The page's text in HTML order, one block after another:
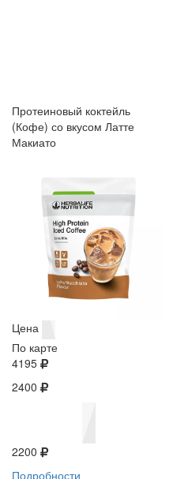
Протеиновый коктейль
(Кофе) со вкусом Латте
Макиато
Цена
По карте
4195
2400
2200
Подробности